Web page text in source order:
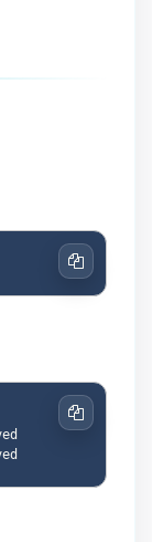
Copiar
Copiar